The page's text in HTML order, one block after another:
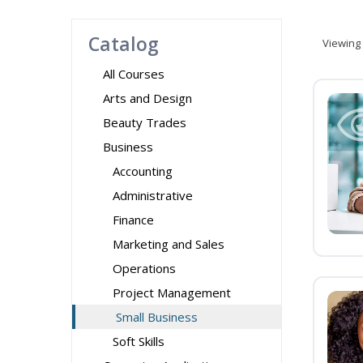
Catalog
All Courses
Arts and Design
Beauty Trades
Business
Accounting
Administrative
Finance
Marketing and Sales
Operations
Project Management
Small Business
Soft Skills
Viewing